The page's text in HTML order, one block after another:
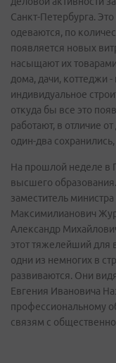
Санкт-Петербурга.
одеваются, по
появляется новых
насыщают их
дома, дачи, коттеджи -
индивидуальное
откуда бы все это
работают, в отличие
один-два
На прошлой неделе в
высшего
заместитель
Максимилианович
Александр
этот тяжелейший для
одни из немногих в
развиваются. Они
Евгения Ивановича
профессиональному
связям с